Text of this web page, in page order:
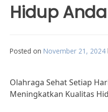
Hidup Anda
Posted on November 21, 2024
Olahraga Sehat Setiap
Meningkatkan Kualitas